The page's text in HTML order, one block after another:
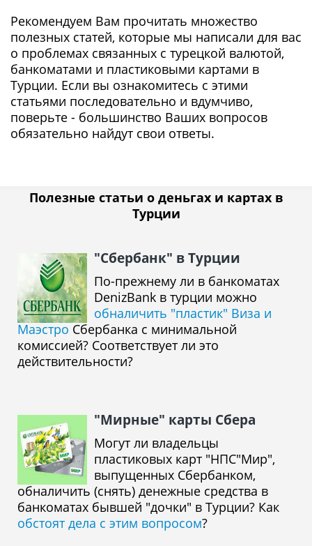
Рекомендуем Вам прочитать множество
полезных статей, которые мы написали для вас
о проблемах связанных с турецкой валютой,
банкоматами и пластиковыми картами в
Турции. Если вы ознакомитесь с этими
статьями последовательно и вдумчиво,
поверьте - большинство Ваших вопросов
обязательно найдут свои ответы.
Полезные статьи о деньгах и картах в
Турции
"Сбербанк" в Турции
По-прежнему ли в банкоматах
DenizBank в турции можно
обналичить "пластик" Виза и
Маэстро Сбербанка с минимальной
комиссией? Соответствует ли это
действительности?
"Мирные" карты Сбера
Могут ли владельцы
пластиковых карт "НПС"Мир",
выпущенных Сбербанком,
обналичить (снять) денежные средства в
банкоматах бывшей "дочки" в Турции? Как
обстоят дела с этим вопросом?